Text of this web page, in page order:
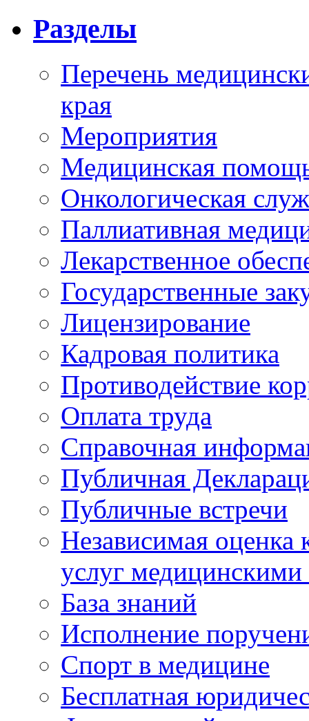
Разделы
Перечень
края
Мероприятия
Медицинская
Онкологическая
Паллиативная
Лекарственное
Государственные
Лицензирование
Кадровая политика
Противодействие
Оплата труда
Справочная
Публичная
Публичные встречи
Независимая оценка
услуг
База знаний
Исполнение
Спорт в медицине
Бесплатная